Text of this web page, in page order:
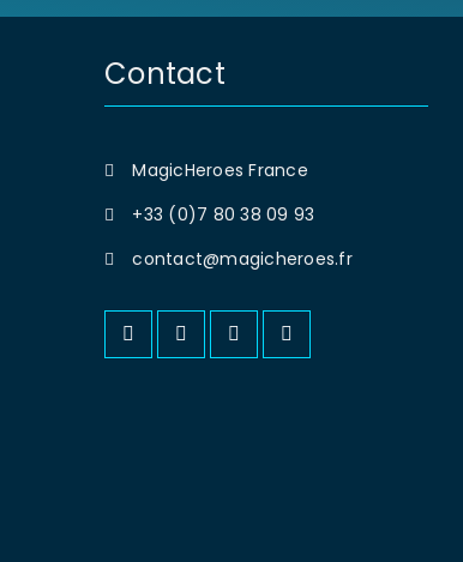
Contact
MagicHeroes France
+33 (0)7 80 38 09 93
contact@magicheroes.fr